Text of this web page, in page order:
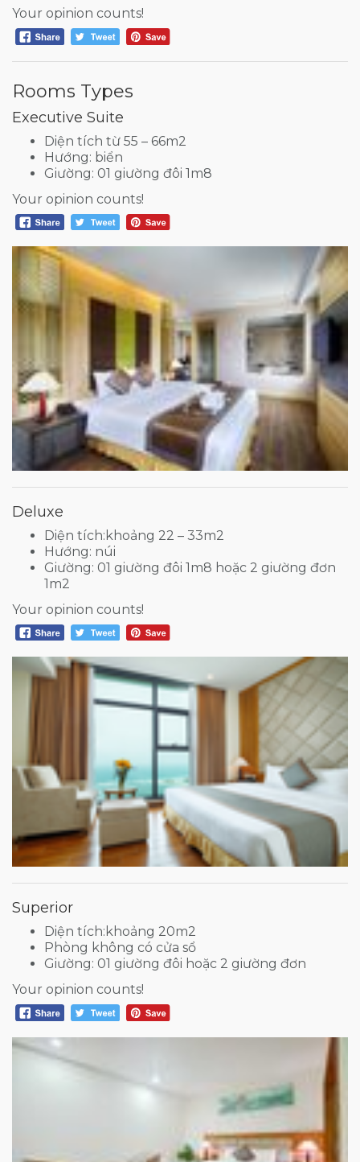
Your opinion counts!
Rooms Types
Executive Suite
Diện tích từ 55 – 66m2
Hướng: biển
Giường: 01 giường đôi 1m8
Your opinion counts!
Deluxe
Diện tích:khoảng 22 – 33m2
Hướng: núi
Giường: 01 giường đôi 1m8 hoặc 2 giường đơn
1m2
Your opinion counts!
Superior
Diện tích:khoảng 20m2
Phòng không có cửa sổ
Giường: 01 giường đôi hoặc 2 giường đơn
Your opinion counts!